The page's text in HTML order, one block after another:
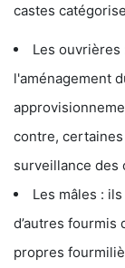
castes
Les
l'aménagement
contre,
surveillance
Les mâles :
d’autres
propres